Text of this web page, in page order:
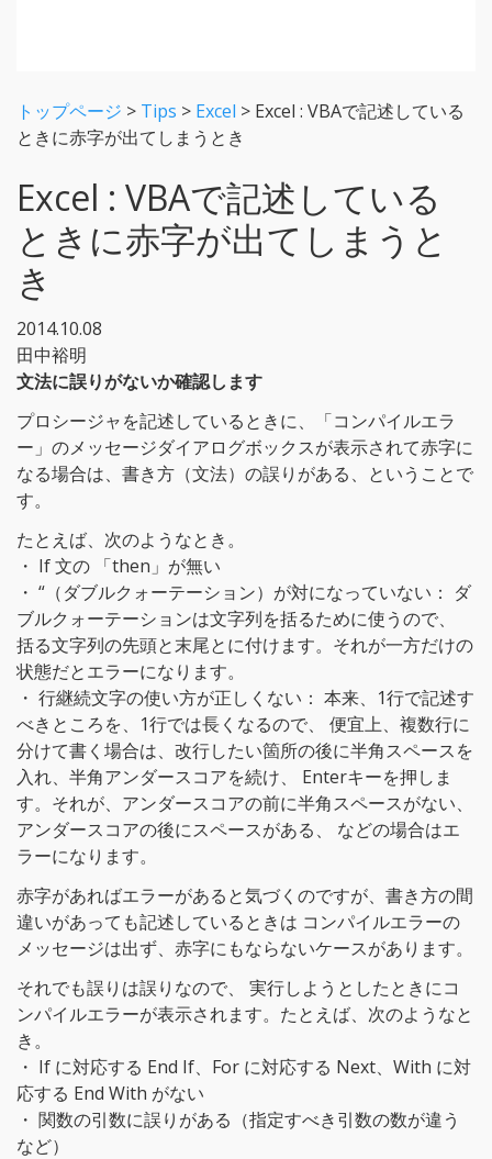
トップページ > Tips > Excel > Excel : VBAで記述している
ときに赤字が出てしまうとき
Excel : VBAで記述している
ときに赤字が出てしまうと
き
2014.10.08
田中裕明
文法に誤りがないか確認します
プロシージャを記述しているときに、「コンパイルエラ
ー」のメッセージダイアログボックスが表示されて赤字に
なる場合は、書き方（文法）の誤りがある、ということで
す。
たとえば、次のようなとき。
・ If 文の 「then」が無い
・ “（ダブルクォーテーション）が対になっていない： ダ
ブルクォーテーションは文字列を括るために使うので、
括る文字列の先頭と末尾とに付けます。それが一方だけの
状態だとエラーになります。
・ 行継続文字の使い方が正しくない： 本来、1行で記述す
べきところを、1行では長くなるので、 便宜上、複数行に
分けて書く場合は、改行したい箇所の後に半角スペースを
入れ、半角アンダースコアを続け、 Enterキーを押しま
す。それが、アンダースコアの前に半角スペースがない、
アンダースコアの後にスペースがある、 などの場合はエ
ラーになります。
赤字があればエラーがあると気づくのですが、書き方の間
違いがあっても記述しているときは コンパイルエラーの
メッセージは出ず、赤字にもならないケースがあります。
それでも誤りは誤りなので、 実行しようとしたときにコ
ンパイルエラーが表示されます。たとえば、次のようなと
き。
・ If に対応する End If、For に対応する Next、With に対
応する End With がない
・ 関数の引数に誤りがある（指定すべき引数の数が違う
など）